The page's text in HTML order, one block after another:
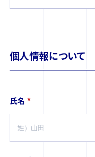
個人情報について
氏名 *